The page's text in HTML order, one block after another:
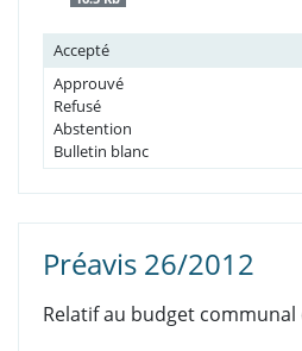
Accepté
Approuvé
Refusé
Abstention
Bulletin blanc
Préavis 26/2012
Relatif au budget